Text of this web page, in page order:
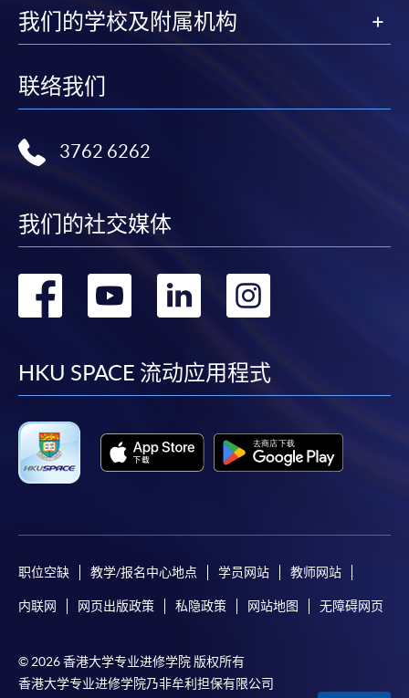
我们的学校及附属机构
联络我们
3762 6262
我们的社交媒体
转
facebook
转
youtube
转
linkedin
转
HKU SPACE 流动应用程式
职位空缺 教学/报名中心地点 学员网站 教师网站
内联网 网页出版政策 私隐政策 网站地图 无障碍网页
© 2026 香港大学专业进修学院 版权所有
香港大学专业进修学院乃非牟利担保有限公司